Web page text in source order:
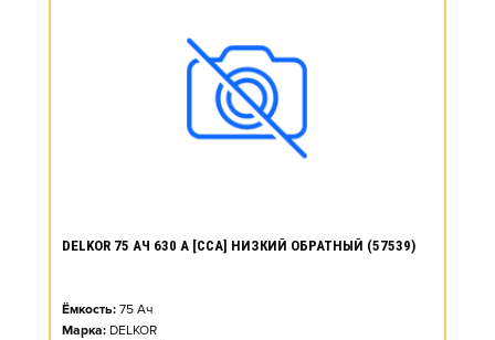
DELKOR 75 АЧ 630 А [CCA] НИЗКИЙ ОБРАТНЫЙ (57539)
Ёмкость: 75 Ач
Марка: DELKOR